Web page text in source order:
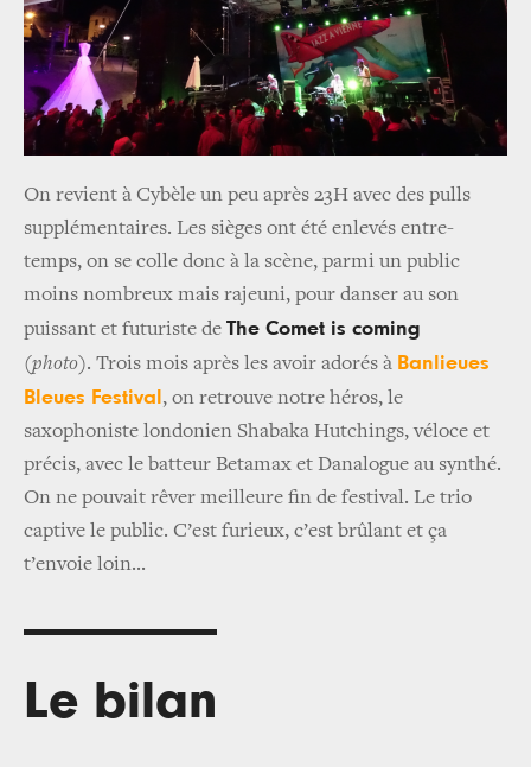
On revient à Cybèle un peu après 23H avec des pulls
supplémentaires. Les sièges ont été enlevés entre-
temps, on se colle donc à la scène, parmi un public
moins nombreux mais rajeuni, pour danser au son
puissant et futuriste de The Comet is coming
(photo). Trois mois après les avoir adorés à Banlieues
Bleues Festival , on retrouve notre héros, le
saxophoniste londonien Shabaka Hutchings, véloce et
précis, avec le batteur Betamax et Danalogue au synthé.
On ne pouvait rêver meilleure fin de festival. Le trio
captive le public. C’est furieux, c’est brûlant et ça
t’envoie loin...
Le bilan